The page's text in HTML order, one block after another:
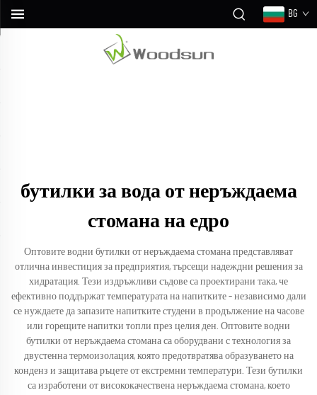
BG
бутилки за вода от неръждаема
стомана на едро
Оптовите водни бутилки от неръждаема стомана представляват
отлична инвестиция за предприятия, търсещи надеждни решения за
хидратация. Тези издръжливи съдове са проектирани така, че
ефективно поддържат температурата на напитките – независимо дали
се нуждаете да запазите напитките студени в продължение на часове
или горещите напитки топли през целия ден. Оптовите водни
бутилки от неръждаема стомана са оборудвани с технология за
двустенна термоизолация, която предотвратява образуването на
конденз и защитава ръцете от екстремни температури. Тези бутилки
са изработени от висококачествена неръждаема стомана, което